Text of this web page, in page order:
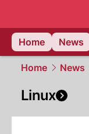
Home
News
Home News
Linux